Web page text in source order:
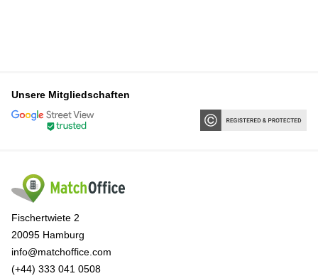
Unsere Mitgliedschaften
Fischertwiete 2
20095 Hamburg
info@matchoffice.com
(+44) 333 041 0508